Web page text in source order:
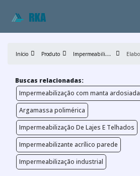
Início Produto I
mpermeabilização
Buscas relacionadas:
Impermeabilização com manta ardosiada
Argamassa polimérica
Impermeabilização De Lajes E Telhados
Impermeabilizante acrílico parede
Impermeabilização industrial